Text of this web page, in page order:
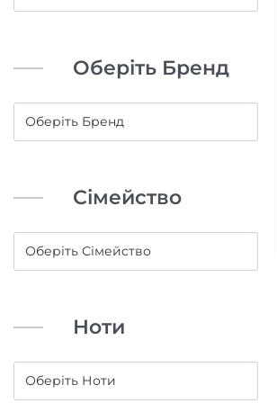
Оберіть Бренд
Сімейство
Ноти